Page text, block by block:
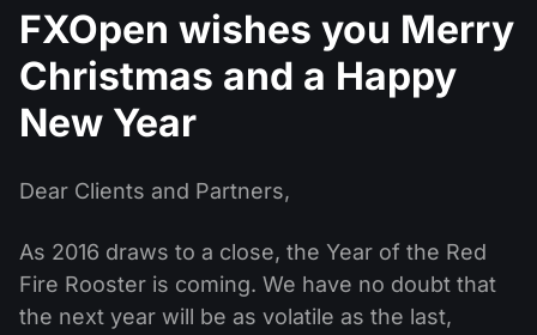
什么是PAMM?
最佳 PAMM 账户排名
PAMM ECN
信号提供者与追随者
交易者工具
推广
外汇竞赛
股份
ETF
Android FXOpen App
FIX API
新闻和分析
股息日历
外汇论坛
帮助中心
什么是CFD交易？
什么是ECN交易？
公司新闻
为什么是我们？
FXOpen wishes you Merry
Christmas and a Happy
New Year
Dear Clients and Partners,
As 2016 draws to a close, the Year of the Red
Fire Rooster is coming. We have no doubt that
the next year will be as volatile as the last,